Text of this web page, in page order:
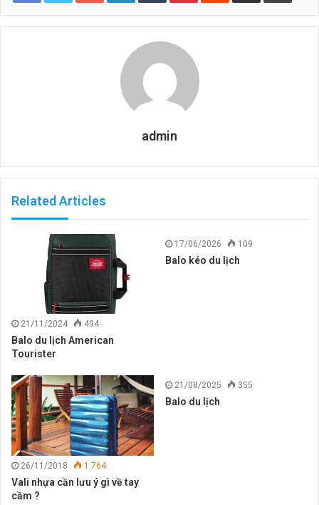
admin
Related Articles
21/11/2024 494
Balo du lịch American
Tourister
17/06/2026 109
Balo kéo du lịch
26/11/2018 1.764
Vali nhựa cần lưu ý gì về tay
cầm ?
21/08/2025 355
Balo du lịch